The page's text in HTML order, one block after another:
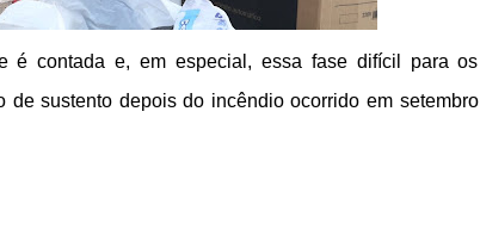
é contada e, em especial, essa fase difícil para os
sustento depois do incêndio ocorrido em setembro